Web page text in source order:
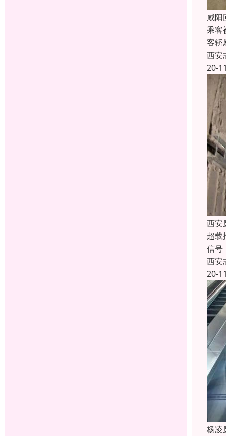
咸阳
乘客
客
西安
20-
西安
超
信号
西安
20-
杨凌